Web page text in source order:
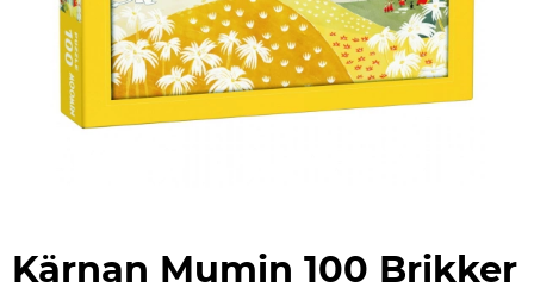
Kärnan Mumin 100 Brikker